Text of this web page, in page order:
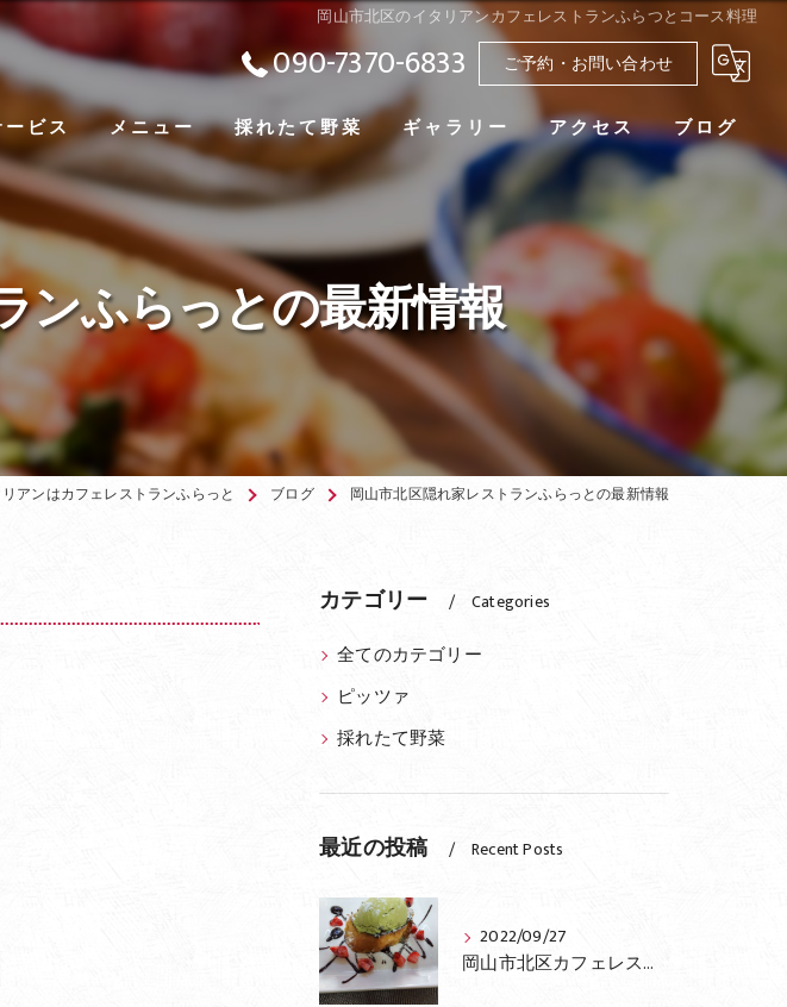
岡山市北区のイタリアンカフェレストランふらつとコース料理
090-7370-6833 ご予約・お問い合わせ
ビス メニュー 採れたて野菜 ギャラリー アクセス ブログ
ンふらっとの最新情報
アンはカフェレストランふらっと ブログ 岡山市北区隠れ家レストランふらっとの最新情報
カテゴリー Categories
全てのカテゴリー
ピッツァ
採れたて野菜
最近の投稿 Recent Posts
2022/09/27
岡山市北区カフェレストランふらっとのおすすめ